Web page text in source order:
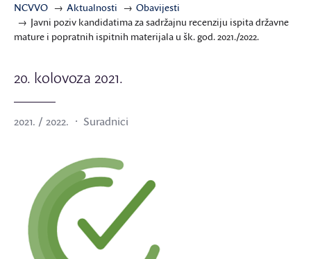
NCVVO Aktualnosti
Obavijesti
Javni poziv kandidatima za sadržajnu recenziju ispita državne
mature i popratnih ispitnih materijala u šk. god. 2021./2022.
20. kolovoza 2021.
2021. / 2022. Suradnici